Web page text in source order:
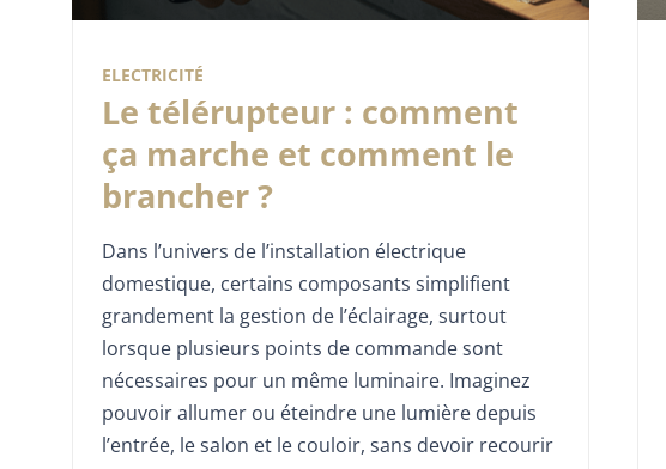
ELECTRICITÉ
Le télérupteur : comment
ça marche et comment le
brancher ?
Dans l’univers de l’installation électrique
domestique, certains composants simplifient
grandement la gestion de l’éclairage, surtout
lorsque plusieurs points de commande sont
nécessaires pour un même luminaire. Imaginez
pouvoir allumer ou éteindre une lumière depuis
l’entrée, le salon et le couloir, sans devoir recourir